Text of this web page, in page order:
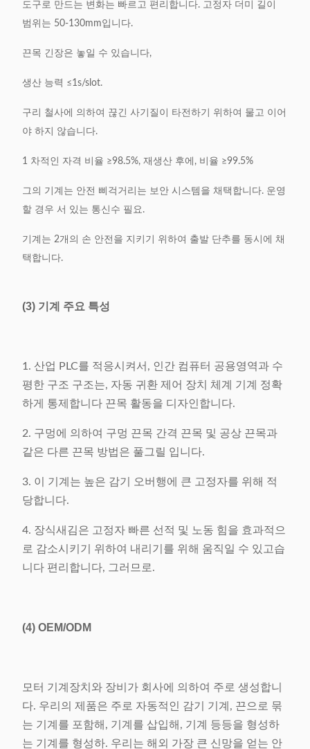
도구로 만드는 변화는 빠르고 편리합니다. 고정자 더미 길이
범위는 50-130mm입니다.
끈목 긴장은 놓일 수 있습니다,
생산 능력 ≤1s/slot.
구리 철사에 의하여 끊긴 사기질이 타전하기 위하여 물고 이어
야 하지 않습니다.
1 차적인 자격 비율 ≥98.5%, 재생산 후에, 비율 ≥99.5%
그의 기계는 안전 삐걱거리는 보안 시스템을 채택합니다. 운영
할 경우 서 있는 통신수 필요.
기계는 2개의 손 안전을 지키기 위하여 출발 단추를 동시에 채
택합니다.
(3) 기계 주요 특성
1. 산업 PLC를 적응시켜서, 인간 컴퓨터 공용영역과 수
평한 구조 구조는, 자동 귀환 제어 장치 체계 기계 정확
하게 통제합니다 끈목 활동을 디자인합니다.
2. 구멍에 의하여 구멍 끈목 간격 끈목 및 공상 끈목과
같은 다른 끈목 방법은 풀그릴 입니다.
3. 이 기계는 높은 감기 오버행에 큰 고정자를 위해 적
당합니다.
4. 장식새김은 고정자 빠른 선적 및 노동 힘을 효과적으
로 감소시키기 위하여 내리기를 위해 움직일 수 있고습
니다 편리합니다, 그러므로.
(4) OEM/ODM
모터 기계장치와 장비가 회사에 의하여 주로 생성합니
다. 우리의 제품은 주로 자동적인 감기 기계, 끈으로 묶
는 기계를 포함해, 기계를 삽입해, 기계 등등을 형성하
는 기계를 형성하. 우리는 해외 가장 큰 신망을 얻는 안